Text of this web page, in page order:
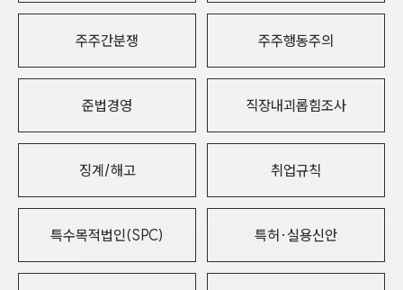
주주간분쟁 주주행동주의
준법경영 직장내괴롭힘조사
징계/해고 취업규칙
특수목적법인(SPC) 특허·실용신안